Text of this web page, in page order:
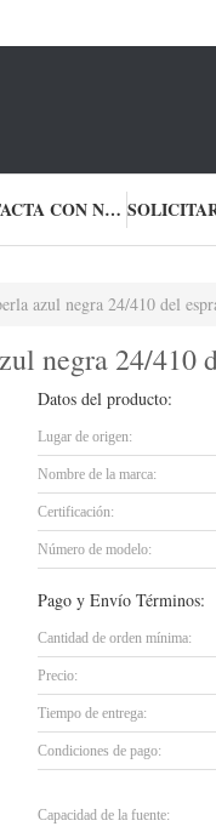
CONTACTA CON NOSOTROS
azul negra 24/410 del
negra 24/410
Datos del producto:
Lugar de origen:
Nombre de la marca:
Certificación:
Número de modelo:
Pago y Envío Términos:
Cantidad de orden mínima:
Precio:
Tiempo de entrega:
Condiciones de pago:
Capacidad de la fuente: